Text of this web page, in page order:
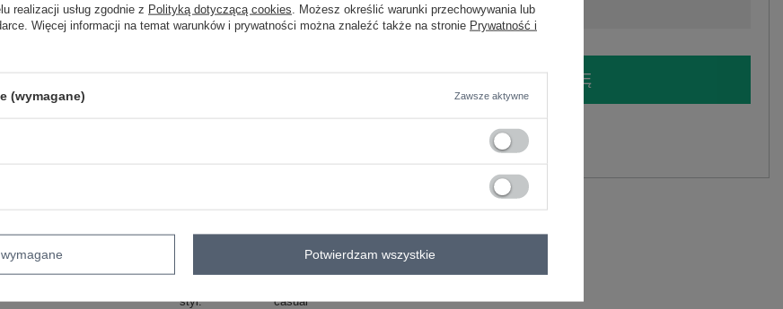
biało-czarny
ZALOGUJ SIĘ I ZOBACZ CENĘ
RV-BL-8463.41P
Marka
RELEVANCE
styl
casual
realizacji usług zgodnie z Polityką dotyczącą cookies . Możesz określić warunki przechowywania lub
Więcej informacji na temat warunków i prywatności można znaleźć także na stronie Prywatność i
(wymagane) Zawsze aktywne
Potwierdzam wszystkie